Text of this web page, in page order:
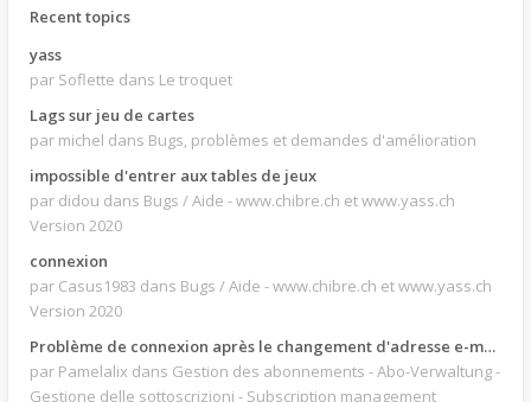
Recent topics
yass
par Soflette dans Le troquet
Lags sur jeu de cartes
par michel dans Bugs, problèmes et demandes d'amélioration
impossible d'entrer aux tables de jeux
par didou dans Bugs / Aide - www.chibre.ch et www.yass.ch
Version 2020
connexion
par Casus1983 dans Bugs / Aide - www.chibre.ch et www.yass.ch
Version 2020
Problème de connexion après le changement d'adresse e-mail.
par Pamelalix dans Gestion des abonnements - Abo-Verwaltung -
Gestione delle sottoscrizioni - Subscription management